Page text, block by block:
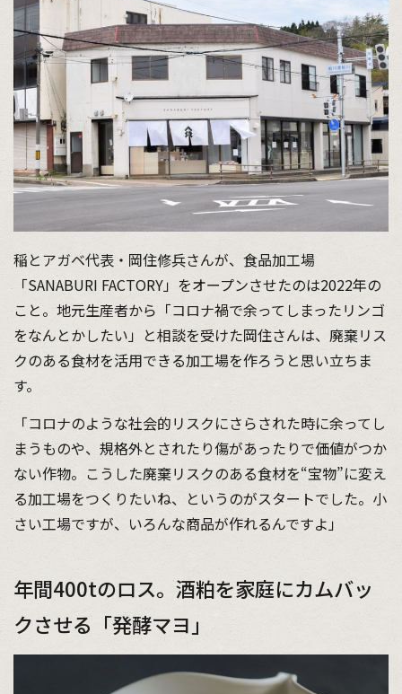
稲とアガベ代表・岡住修兵さんが、食品加工場
「SANABURI FACTORY」をオープンさせたのは2022年の
こと。地元生産者から「コロナ禍で余ってしまったリンゴ
をなんとかしたい」と相談を受けた岡住さんは、廃棄リス
クのある食材を活用できる加工場を作ろうと思い立ちま
す。
「コロナのような社会的リスクにさらされた時に余ってし
まうものや、規格外とされたり傷があったりで価値がつか
ない作物。こうした廃棄リスクのある食材を“宝物”に変え
る加工場をつくりたいね、というのがスタートでした。小
さい工場ですが、いろんな商品が作れるんですよ」
年間400tのロス。酒粕を家庭にカムバッ
クさせる「発酵マヨ」